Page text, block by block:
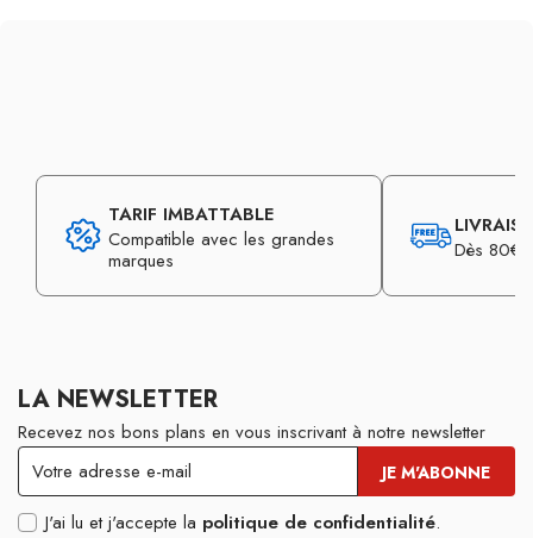
TARIF IMBATTABLE
Compatible avec les grandes
marques
Dès 80€
LA NEWSLETTER
Recevez nos bons plans en vous inscrivant à notre newsletter
J'ai lu et j'accepte la politique de confidentialité.